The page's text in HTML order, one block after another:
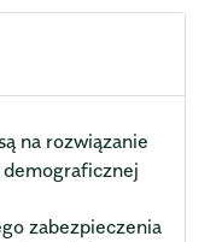
na rozwiązanie
zabezpieczenia